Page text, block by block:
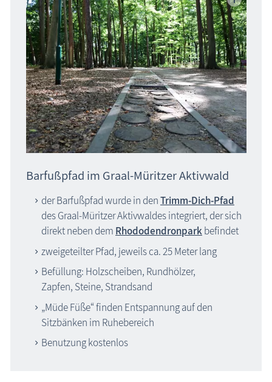
Kleiner Findling
Liebesschlösser
Öffentliche Bücherschränke
Ostseeurlaub mit Handicap, Barrierefreiheit
Ostseeurlaub mit Kind
Ostseeurlaub mit Hund
Ostsee »STRANDFINDER MV«
Veranstaltungen
Blog
Barfußpfad im Graal-Müritzer Aktivwald
der Barfußpfad wurde in denTrimm-Dich-Pfad
des Graal-Müritzer Aktivwaldes integriert, der sich
direkt neben dem Rhododendronparkbefindet
zweigeteilter Pfad, jeweils ca. 25 Meter lang
Befüllung: Holzscheiben, Rundhölzer,
Zapfen, Steine, Strandsand
„Müde Füße“ finden Entspannung auf den
Sitzbänken im Ruhebereich
Benutzung kostenlos